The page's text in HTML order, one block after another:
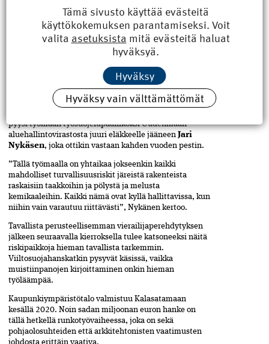
tietomallinnuksen hyödyntämisessä. Tietomalleihin on
tällä työmaalla yhdistetty tuotantoinsinööriKimmo
mukaan myös aikataulutekijä.
TYÖTURVALLISUUS TARKASSA SYYNISSÄ
Kun pääurakoitsija viime vuoden syksyllä sai kuulla
voittaneensa pitkään käydyn tarjouskilpailun, yksi
tärkeistä päätöksistä oli varmistaa, että vaativaksi
tiedetty työmaa saisi mahdollisimman pätevän
pyysi työmaan työsuojelupäälliköksi Uudenmaan
aluehallintovirastosta juuri eläkkeelle jääneen Jari
Nykäsen, joka ottikin vastaan kahden vuoden pestin.
”Tällä työmaalla on yhtaikaa jokseenkin kaikki
mahdolliset turvallisuusriskit järeistä rakenteista
raskaisiin taakkoihin ja pölystä ja melusta
kemikaaleihin. Kaikki nämä ovat kyllä hallittavissa, kun
niihin vain varautuu riittävästi”, Nykänen kertoo.
Tavallista perusteellisemman vierailijaperehdytyksen
jälkeen seuraavalla kierroksella tulee katsoneeksi näitä
riskipaikkoja hieman tavallista tarkemmin.
Viiltosuojahanskatkin pysyvät käsissä, vaikka
muistiinpanojen kirjoittaminen onkin hieman
työläämpää.
Kaupunkiympäristötalo valmistuu Kalasatamaan
kesällä 2020. Noin sadan miljoonan euron hanke on
tällä hetkellä runkotyövaiheessa, joka on sekä
pohjaolosuhteiden että arkkitehtonisten vaatimusten
Tämä sivusto käyttää evästeitä
käyttökokemuksen parantamiseksi. Voit
valita asetuksista mitä evästeitä haluat
hyväksyä.
Hyväksy
Hyväksy vain välttämättömät